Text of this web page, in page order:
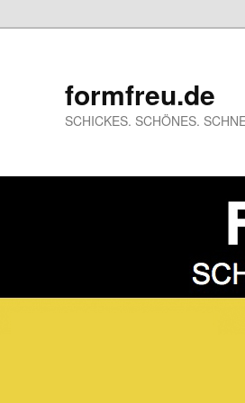
formfreu.de
SCHICKES. SCHÖNES.